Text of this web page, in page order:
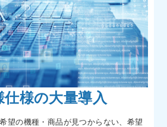
仕様の大量導入
望の機種・商品が見つからない、希望